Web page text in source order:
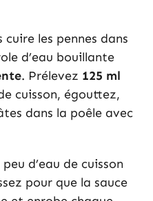
les pennes dans
d’eau bouillante
. Prélevez 125 ml
cuisson, égouttez,
dans la poêle avec
d’eau de cuisson
pour que la sauce